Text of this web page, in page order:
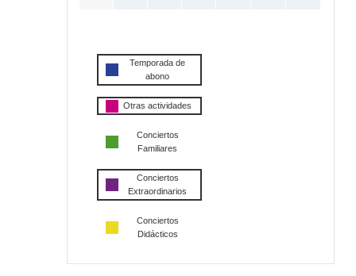
Temporada de
abono
Otras actividades
Conciertos
Familiares
Conciertos
Extraordinarios
Conciertos
Didácticos